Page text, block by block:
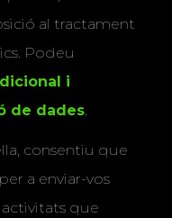
al tractament
Podeu
i
de dades.
consentiu que
a enviar-vos
que